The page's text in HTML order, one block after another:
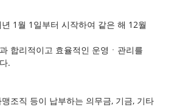
1월 1일부터 시작하여 같은 해 12월
합리적이고 효율적인 운영ㆍ관리를
.
조직 등이 납부하는 의무금, 기금, 기타